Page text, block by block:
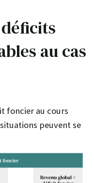
au cas
foncier au cours
peuvent se